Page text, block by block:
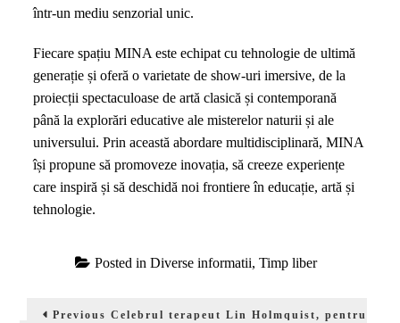
într-un mediu senzorial unic.
Fiecare spațiu MINA este echipat cu tehnologie de ultimă
generație și oferă o varietate de show-uri imersive, de la
proiecții spectaculoase de artă clasică și contemporană
până la explorări educative ale misterelor naturii și ale
universului. Prin această abordare multidisciplinară, MINA
își propune să promoveze inovația, să creeze experiențe
care inspiră și să deschidă noi frontiere în educație, artă și
tehnologie.
Posted in Diverse informatii, Timp liber
Navigare
Previous Previous
Celebrul terapeut Lin Holmquist, pentru